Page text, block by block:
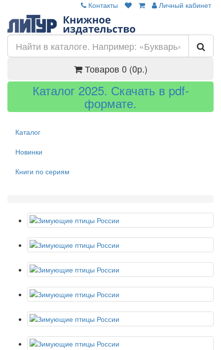
Контакты Личный кабинет
Товаров 0 (0р.)
Каталог 2025. Скачать в pdf-
формате.
Каталог
Новинки
Книги по сериям